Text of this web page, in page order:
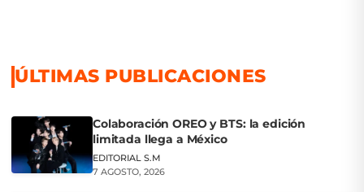
ÚLTIMAS PUBLICACIONES
Colaboración OREO y BTS: la edición
limitada llega a México
EDITORIAL S.M
7 AGOSTO, 2026